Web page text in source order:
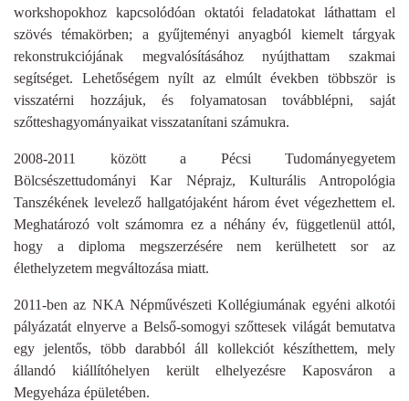
workshopokhoz kapcsolódóan oktatói feladatokat láthattam el
szövés témakörben; a gyűjteményi anyagból kiemelt tárgyak
rekonstrukciójának megvalósításához nyújthattam szakmai
segítséget. Lehetőségem nyílt az elmúlt években többször is
visszatérni hozzájuk, és folyamatosan továbblépni, saját
szőtteshagyományaikat visszatanítani számukra.
2008-2011 között a Pécsi Tudományegyetem
Bölcsészettudományi Kar Néprajz, Kulturális Antropológia
Tanszékének levelező hallgatójaként három évet végezhettem el.
Meghatározó volt számomra ez a néhány év, függetlenül attól,
hogy a diploma megszerzésére nem kerülhetett sor az
élethelyzetem megváltozása miatt.
2011-ben az NKA Népművészeti Kollégiumának egyéni alkotói
pályázatát elnyerve a Belső-somogyi szőttesek világát bemutatva
egy jelentős, több darabból áll kollekciót készíthettem, mely
állandó kiállítóhelyen került elhelyezésre Kaposváron a
Megyeháza épületében.